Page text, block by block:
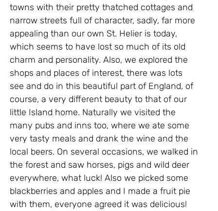
towns with their pretty thatched cottages and
narrow streets full of character, sadly, far more
appealing than our own St. Helier is today,
which seems to have lost so much of its old
charm and personality. Also, we explored the
shops and places of interest, there was lots
see and do in this beautiful part of England, of
course, a very different beauty to that of our
little Island home. Naturally we visited the
many pubs and inns too, where we ate some
very tasty meals and drank the wine and the
local beers. On several occasions, we walked in
the forest and saw horses, pigs and wild deer
everywhere, what luck! Also we picked some
blackberries and apples and I made a fruit pie
with them, everyone agreed it was delicious!